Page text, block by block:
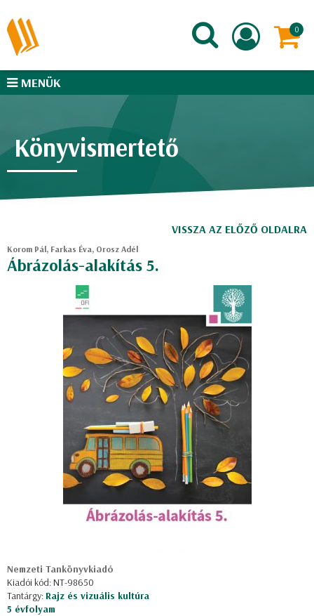
MENÜK
Könyvismertető
VISSZA AZ ELŐZŐ OLDALRA
Korom Pál, Farkas Éva, Orosz Adél
Ábrázolás-alakítás 5.
Nemzeti Tankönyvkiadó
Kiadói kód: NT-98650
Tantárgy: Rajz és vizuális kultúra
5 évfolyam